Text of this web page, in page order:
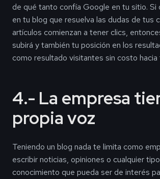
de qué tanto confía Google en tu sitio. Si
en tu blog que resuelva las dudas de tus
artículos comienzan a tener clics,
subirá y también tu posición en los
como resultado visitantes sin costo hacia
4.- La empresa
propia voz
Teniendo un blog nada te limita como
escribir noticias, opiniones o cualquier
conocimiento que pueda ser de interés